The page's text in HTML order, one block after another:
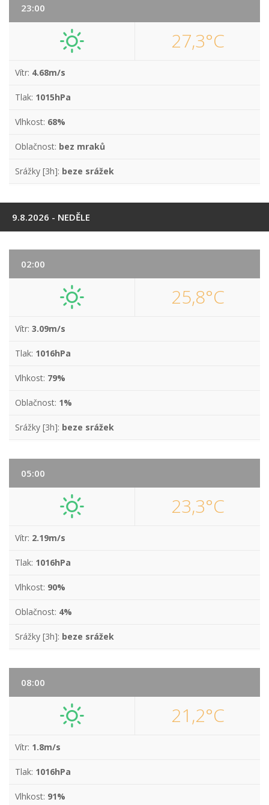
23:00
27,3°C
Vítr: 4.68m/s
Tlak: 1015hPa
Vlhkost: 68%
Oblačnost: bez mraků
Srážky [3h]: beze srážek
9.8.2026 - NEDĚLE
02:00
25,8°C
Vítr: 3.09m/s
Tlak: 1016hPa
Vlhkost: 79%
Oblačnost: 1%
Srážky [3h]: beze srážek
05:00
23,3°C
Vítr: 2.19m/s
Tlak: 1016hPa
Vlhkost: 90%
Oblačnost: 4%
Srážky [3h]: beze srážek
08:00
21,2°C
Vítr: 1.8m/s
Tlak: 1016hPa
Vlhkost: 91%